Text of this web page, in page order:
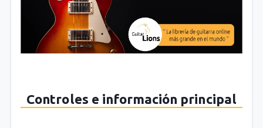
Controles e información principal